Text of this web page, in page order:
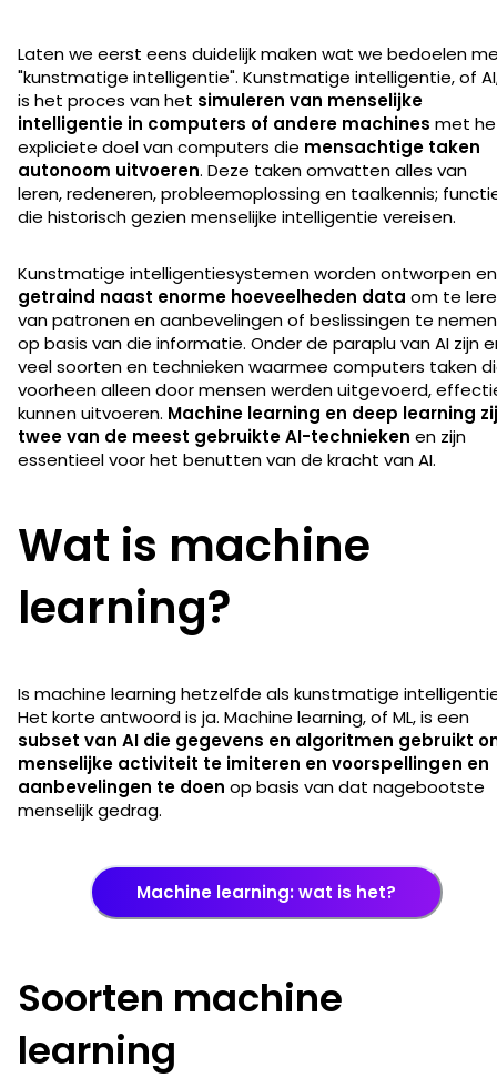
Laten we eerst eens duidelijk maken wat we bedoelen
"kunstmatige intelligentie". Kunstmatige intelligentie, of
is het proces van het simuleren van menselijke
intelligentie in computers of andere machines met
expliciete doel van computers die mensachtige taken
autonoom uitvoeren. Deze taken omvatten alles van
leren, redeneren, probleemoplossing en taalkennis;
die historisch gezien menselijke intelligentie vereisen.
Kunstmatige intelligentiesystemen worden ontworpen en
getraind naast enorme hoeveelheden data om te
van patronen en aanbevelingen of beslissingen te nemen
op basis van die informatie. Onder de paraplu van AI zijn
veel soorten en technieken waarmee computers taken
voorheen alleen door mensen werden uitgevoerd,
kunnen uitvoeren. Machine learning en deep learning
twee van de meest gebruikte AI-technieken en zijn
essentieel voor het benutten van de kracht van AI.
Wat is machine
learning?
Is machine learning hetzelfde als kunstmatige
Het korte antwoord is ja. Machine learning, of ML, is een
subset van AI die gegevens en algoritmen gebruikt
menselijke activiteit te imiteren en voorspellingen en
aanbevelingen te doen op basis van dat nagebootste
menselijk gedrag.
Machine learning: wat is het?
Soorten machine
learning